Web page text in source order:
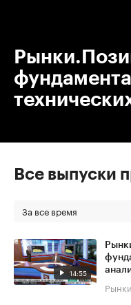
Все выпуски
За все время
14:55